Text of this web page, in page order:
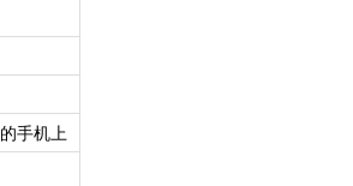
手机上